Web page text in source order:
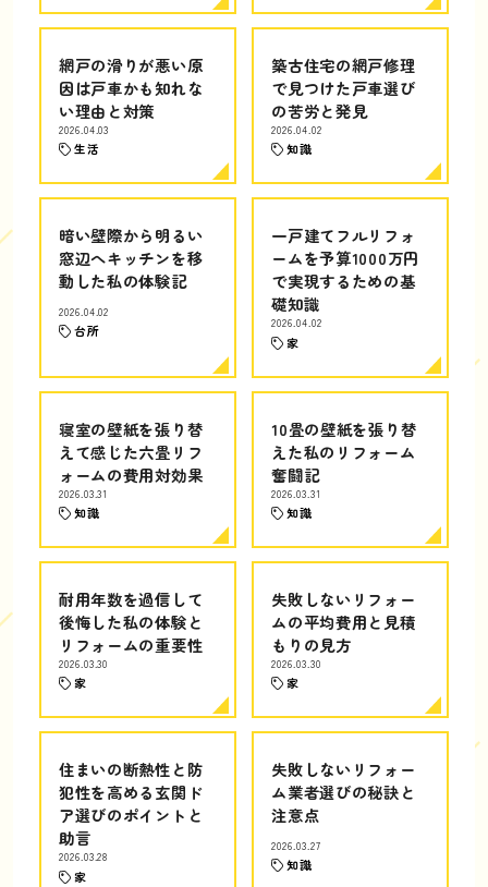
網戸の滑りが悪い原
因は戸車かも知れな
い理由と対策
2026.04.03
生活
築古住宅の網戸修理
で見つけた戸車選び
の苦労と発見
2026.04.02
知識
暗い壁際から明るい
窓辺へキッチンを移
動した私の体験記
2026.04.02
台所
一戸建てフルリフォ
ームを予算1000万円
で実現するための基
礎知識
2026.04.02
家
寝室の壁紙を張り替
えて感じた六畳リフ
ォームの費用対効果
2026.03.31
知識
10畳の壁紙を張り替
えた私のリフォーム
奮闘記
2026.03.31
知識
耐用年数を過信して
後悔した私の体験と
リフォームの重要性
2026.03.30
家
失敗しないリフォー
ムの平均費用と見積
もりの見方
2026.03.30
家
住まいの断熱性と防
犯性を高める玄関ド
ア選びのポイントと
助言
2026.03.28
家
失敗しないリフォー
ム業者選びの秘訣と
注意点
2026.03.27
知識